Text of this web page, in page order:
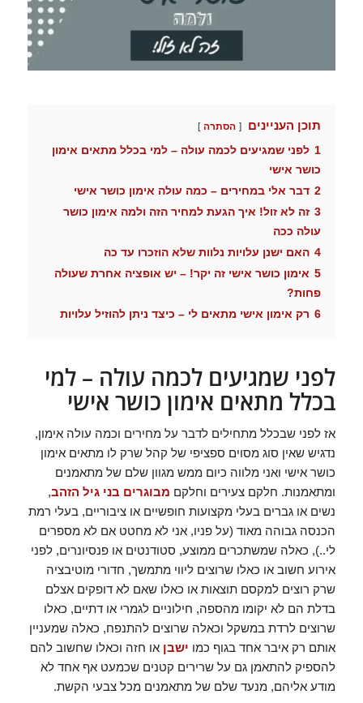
תוכן העניינים הסתרה
1 לפני שמגיעים לכמה עולה – למי בכלל מתאים אימון
כושר אישי
2 דבר אלי במחירים – כמה עולה אימון כושר אישי
3 זה לא זול! איך הגעת למחיר הזה ולמה אימון כושר
עולה ככה
4 האם ישנן עלויות נלוות שלא הוזכרו עד כה
5 אימון כושר אישי זה יקר! – יש אופציה אחרת שעולה
פחות?
6 רק אימון אישי מתאים לי – כיצד ניתן להוזיל עלויות
לפני שמגיעים לכמה עולה – למי
בכלל מתאים אימון כושר אישי
אז לפני שבכלל מתחילים לדבר על מחירים וכמה עולה אימון,
נדגיש שאין סוג מסוים ספציפי של קהל שרק לו מתאים אימון
כושר אישי ואני מלווה כיום ממש מגוון שלם של מתאמנים
ומתאמנות. חלקם צעירים וחלקם מבוגרים בני גיל הזהב,
נשים או גברים בעלי מקצועות חופשיים או ציבוריים, בעלי רמת
הכנסה גבוהה מאוד (על פניו, אני לא מחטט אם לא מספרים
לי..), כאלה שמשתכרים ממוצע, סטודנטים או פנסיונרים, לפני
אירוע חשוב או כאלו שרוצים ליווי מתמשך, חדורי מוטיבציה
שרק רוצים למקסם תוצאות או כאלו שאם לא דופקים אצלם
בדלת הם לא יקומו מהספה, חילוניים לגמרי או דתיים, כאלו
שרוצים לרדת במשקל וכאלה שרוצים להתנפח, כאלה שמעניין
אותם רק איבר אחד בגוף כמו ישבן או חזה וכאלו שחשוב להם
להספיק להתאמן גם על שרירים קטנים שכמעט אף אחד לא
מודע אליהם, מנעד שלם של מתאמנים מכל צבעי הקשת.